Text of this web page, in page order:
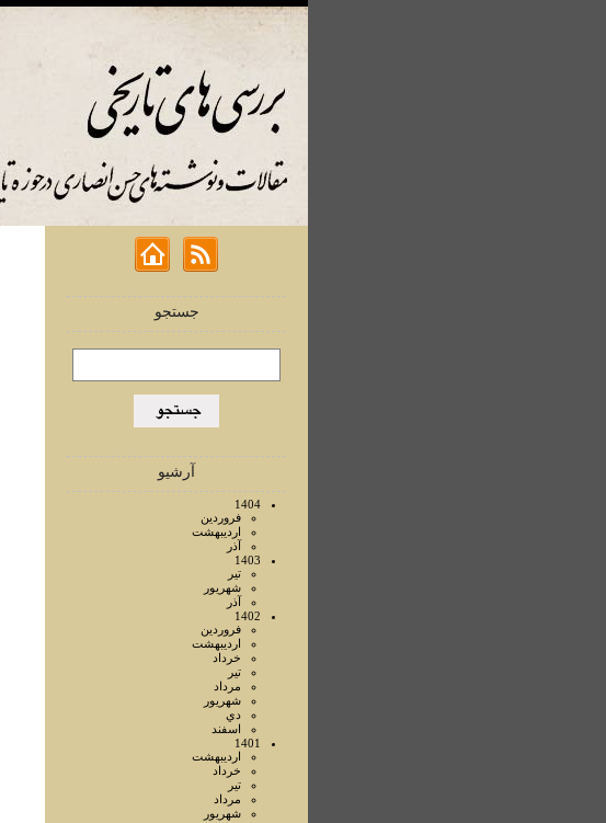
جستجو
آرشیو
1404
فروردين
ارديبهشت
آذر
1403
تير
شهريور
آذر
1402
فروردين
ارديبهشت
خرداد
تير
مرداد
شهريور
دي
اسفند
1401
ارديبهشت
خرداد
تير
مرداد
شهريور